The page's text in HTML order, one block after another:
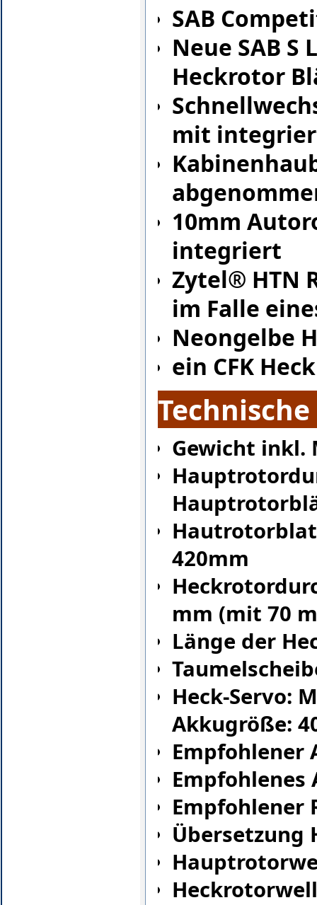
SAB
Neue SAB
Heckrotor
mit
10mm
integriert
Zytel® HTN
im Falle
Neongelbe
ein CFK
Technische
Gewicht inkl.
420mm
mm (mit 70
Länge der
Heck-Servo:
Akkugröße:
Empfohlener
Empfohlenes
Empfohlener
Übersetzung